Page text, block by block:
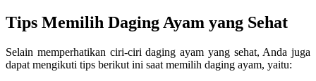
Tips Memilih Daging Ayam yang Sehat
Selain memperhatikan ciri-ciri daging ayam yang sehat, Anda juga
dapat mengikuti tips berikut ini saat memilih daging ayam, yaitu: